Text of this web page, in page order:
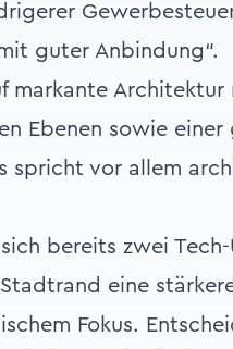
guter Anbindung“.
markante
Ebenen sowie
spricht vor allem
sich bereits zwei
eine
Fokus.